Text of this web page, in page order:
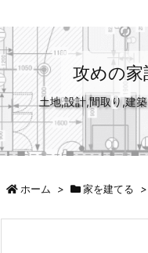
攻めの家
土地,設計,間取り,建
ホーム > 家を建てる >